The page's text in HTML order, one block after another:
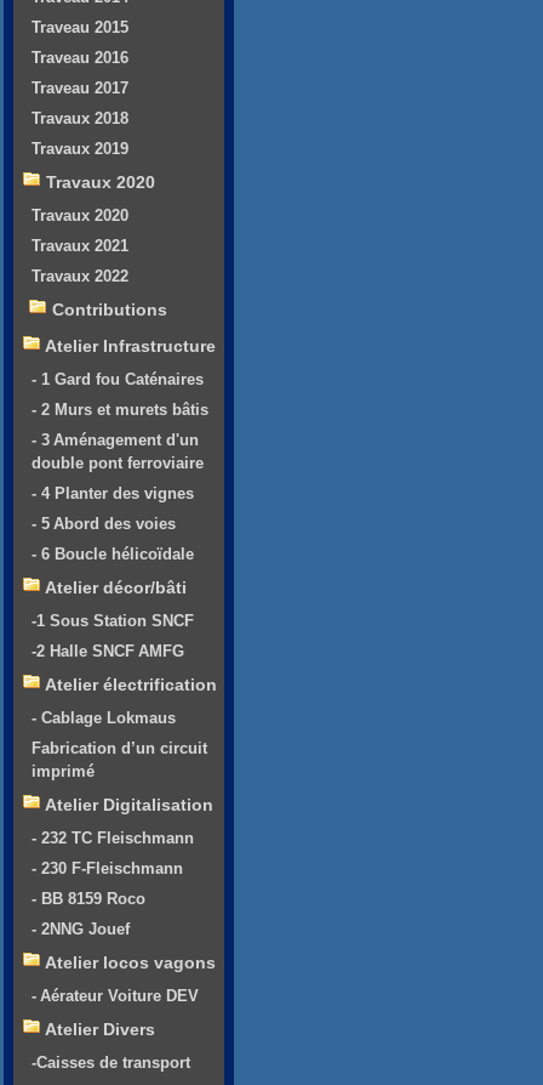
Traveau 2015
Traveau 2016
Traveau 2017
Travaux 2018
Travaux 2019
Travaux 2020
Travaux 2020
Travaux 2021
Travaux 2022
Contributions
Atelier Infrastructure
- 1 Gard fou Caténaires
- 2 Murs et murets bâtis
- 3 Aménagement d'un
double pont ferroviaire
- 4 Planter des vignes
- 5 Abord des voies
- 6 Boucle hélicoïdale
Atelier décor/bâti
-1 Sous Station SNCF
-2 Halle SNCF AMFG
Atelier électrification
- Cablage Lokmaus
Fabrication d’un circuit
imprimé
Atelier Digitalisation
- 232 TC Fleischmann
- 230 F-Fleischmann
- BB 8159 Roco
- 2NNG Jouef
Atelier locos vagons
- Aérateur Voiture DEV
Atelier Divers
-Caisses de transport